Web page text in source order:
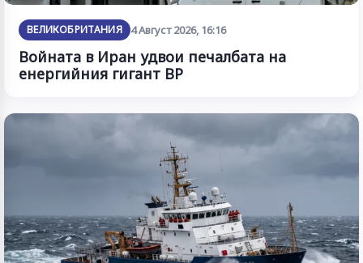
ВЕЛИКОБРИТАНИЯ 4 Август 2026, 16:16
Войната в Иран удвои печалбата на
енергийния гигант BP